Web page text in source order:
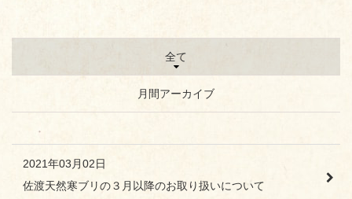
全て
月間アーカイブ
2021年03月02日
佐渡天然寒ブリの３月以降のお取り扱いについて